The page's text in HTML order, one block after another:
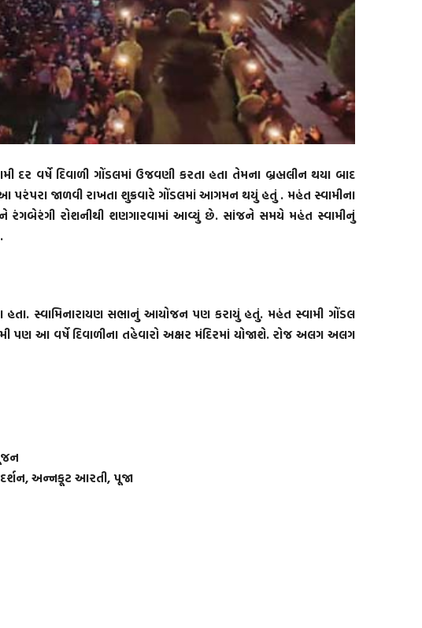
દર વર્ષે દિવાળી ગોંડલમાં ઉજવણી કરતા હતા તેમના બ્રહ્મલીન થયા બાદ
જાળવી રાખતા શુક્રવારે ગોંડલમાં આગમન થયું હતું . મહંત સ્વામીના
રોશનીથી શણગારવામાં આવ્યું છે. સાંજને સમયે મહંત સ્વામીનું
હતા. સ્વામિનારાયણ સભાનું આયોજન પણ કરાયું હતું. મહંત સ્વામી ગોંડલ
પણ આ વર્ષે દિવાળીના તહેવારો અક્ષર મંદિરમાં યોજાશે. રોજ અલગ અલગ
દર્શન, અન્નકૂટ આરતી, પૂજા